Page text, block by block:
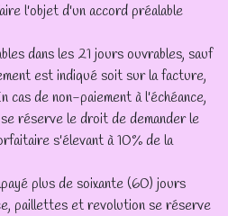
l'objet d'un accord préalable
dans les 21 jours ouvrables, sauf
est indiqué soit sur la facture,
cas de non-paiement à l'échéance,
réserve le droit de demander le
s'élevant à 10% de la
plus de soixante (60) jours
paillettes et revolution se réserve